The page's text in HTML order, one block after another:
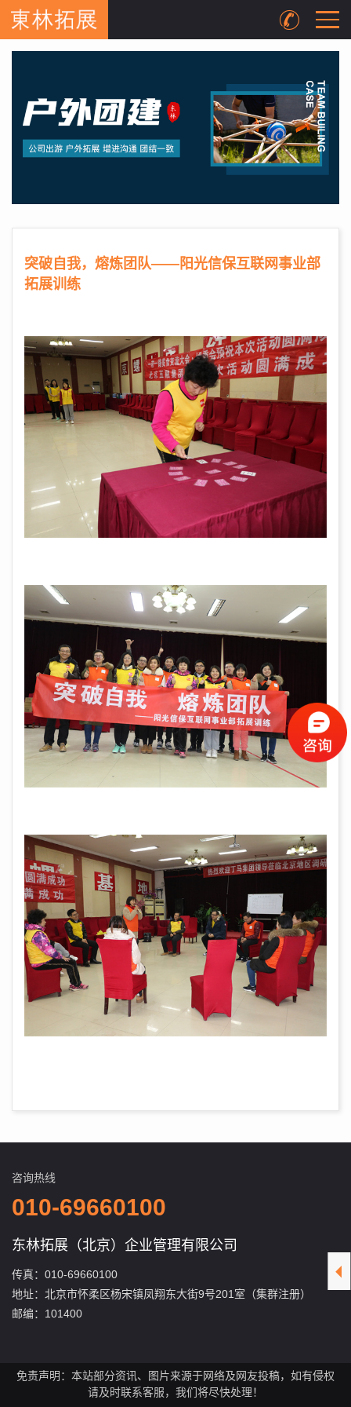
突破自我，熔炼团队——阳光信保互联网事业部
拓展训练
咨询热线
010-69660100
东林拓展（北京）企业管理有限公司
传真：010-69660100
地址：北京市怀柔区杨宋镇凤翔东大街9号201室（集群注册）
邮编：101400
免责声明：本站部分资讯、图片来源于网络及网友投稿，如有侵权
请及时联系客服，我们将尽快处理！